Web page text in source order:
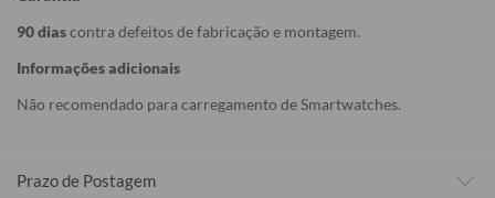
90 diascontra defeitos de fabricação e montagem.
Informações adicionais
Não recomendado para carregamento de Smartwatches.
Prazo de Postagem